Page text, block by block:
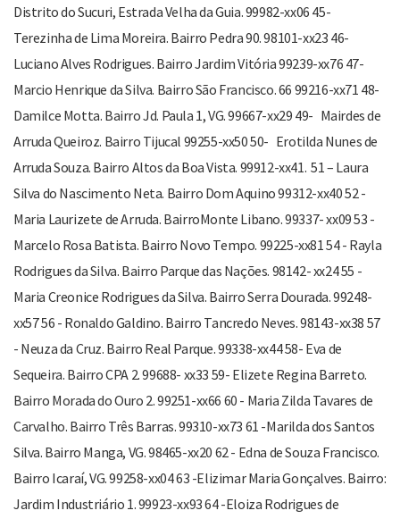
Distrito do Sucuri, Estrada Velha da Guia. 99982-xx06 45-
Terezinha de Lima Moreira. Bairro Pedra 90. 98101-xx23 46-
Luciano Alves Rodrigues. Bairro Jardim Vitória 99239-xx76 47-
Marcio Henrique da Silva. Bairro São Francisco. 66 99216-xx71 48-
Damilce Motta. Bairro Jd. Paula 1, VG. 99667-xx29 49- Mairdes de
Arruda Queiroz. Bairro Tijucal 99255-xx50 50- Erotilda Nunes de
Arruda Souza. Bairro Altos da Boa Vista. 99912-xx41. 51 – Laura
Silva do Nascimento Neta. Bairro Dom Aquino 99312-xx40 52 -
Maria Laurizete de Arruda. BairroMonte Libano. 99337- xx09 53 -
Marcelo Rosa Batista. Bairro Novo Tempo. 99225-xx81 54 - Rayla
Rodrigues da Silva. Bairro Parque das Nações. 98142- xx24 55 -
Maria Creonice Rodrigues da Silva. Bairro Serra Dourada. 99248-
xx57 56 - Ronaldo Galdino. Bairro Tancredo Neves. 98143-xx38 57
- Neuza da Cruz. Bairro Real Parque. 99338-xx44 58- Eva de
Sequeira. Bairro CPA 2. 99688- xx33 59- Elizete Regina Barreto.
Bairro Morada do Ouro 2. 99251-xx66 60 - Maria Zilda Tavares de
Carvalho. Bairro Três Barras. 99310-xx73 61 -Marilda dos Santos
Silva. Bairro Manga, VG. 98465-xx20 62 - Edna de Souza Francisco.
Bairro Icaraí, VG. 99258-xx04 63 -Elizimar Maria Gonçalves. Bairro:
Jardim Industriário 1. 99923-xx93 64 -Eloiza Rodrigues de